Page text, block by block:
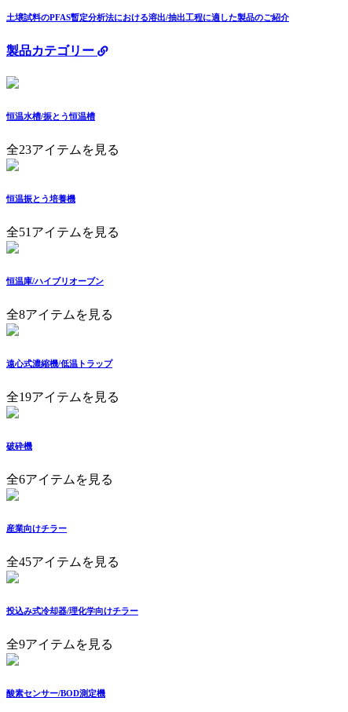
土壌試料のPFAS暫定分析法における溶出/抽出工程に適した製品のご紹介
製品カテゴリー
恒温水槽/振とう恒温槽
全23アイテムを見る
恒温振とう培養機
全51アイテムを見る
恒温庫/ハイブリオーブン
全8アイテムを見る
遠心式濃縮機/低温トラップ
全19アイテムを見る
破砕機
全6アイテムを見る
産業向けチラー
全45アイテムを見る
投込み式冷却器/理化学向けチラー
全9アイテムを見る
酸素センサー/BOD測定機